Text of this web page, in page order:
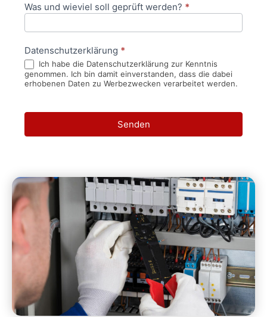
Was und wieviel soll geprüft werden? *
Datenschutzerklärung *
Ich habe die Datenschutzerklärung zur Kenntnis
genommen. Ich bin damit einverstanden, dass die dabei
erhobenen Daten zu Werbezwecken verarbeitet werden.
Senden